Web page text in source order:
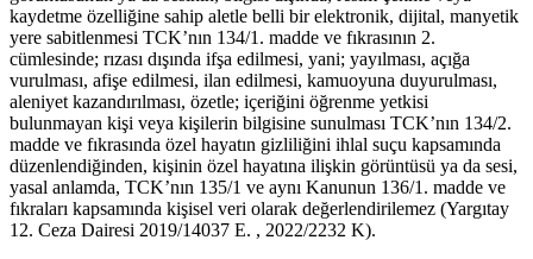
kaydetme özelliğine sahip aletle belli bir elektronik, dijital, manyetik
yere sabitlenmesi TCK’nın 134/1. madde ve fıkrasının 2.
cümlesinde; rızası dışında ifşa edilmesi, yani; yayılması, açığa
vurulması, afişe edilmesi, ilan edilmesi, kamuoyuna duyurulması,
aleniyet kazandırılması, özetle; içeriğini öğrenme yetkisi
bulunmayan kişi veya kişilerin bilgisine sunulması TCK’nın 134/2.
madde ve fıkrasında özel hayatın gizliliğini ihlal suçu kapsamında
düzenlendiğinden, kişinin özel hayatına ilişkin görüntüsü ya da sesi,
yasal anlamda, TCK’nın 135/1 ve aynı Kanunun 136/1. madde ve
fıkraları kapsamında kişisel veri olarak değerlendirilemez (Yargıtay
12. Ceza Dairesi 2019/14037 E. , 2022/2232 K).